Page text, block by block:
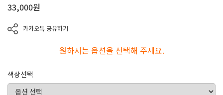
33,000원
카카오톡 공유하기
원하시는 옵션을 선택해 주세요.
색상선택